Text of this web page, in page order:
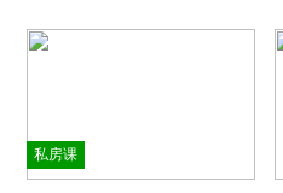
私房课